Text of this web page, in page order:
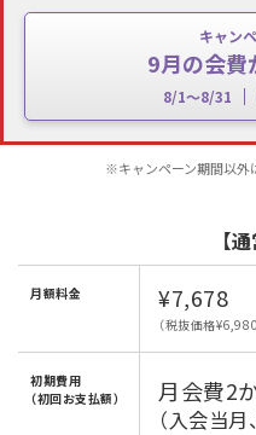
キャン
9月の会費
8/1～8/31
※キャンペーン期間以外
【
月額料金 ¥7,678
（税抜価格
初期費用
（初回お支払額）
月会費2
（入会当月